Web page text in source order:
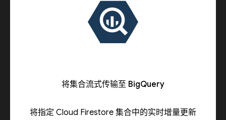
将集合流式传输至 BigQuery
将指定 Cloud Firestore 集合中的实时增量更新